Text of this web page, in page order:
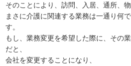
そのことにより、訪問、入居、通所、物
まさに介護に関連する業務は一通り何
す。
もし、業務変更を希望した際に、その
だと、
会社を変更することになり、